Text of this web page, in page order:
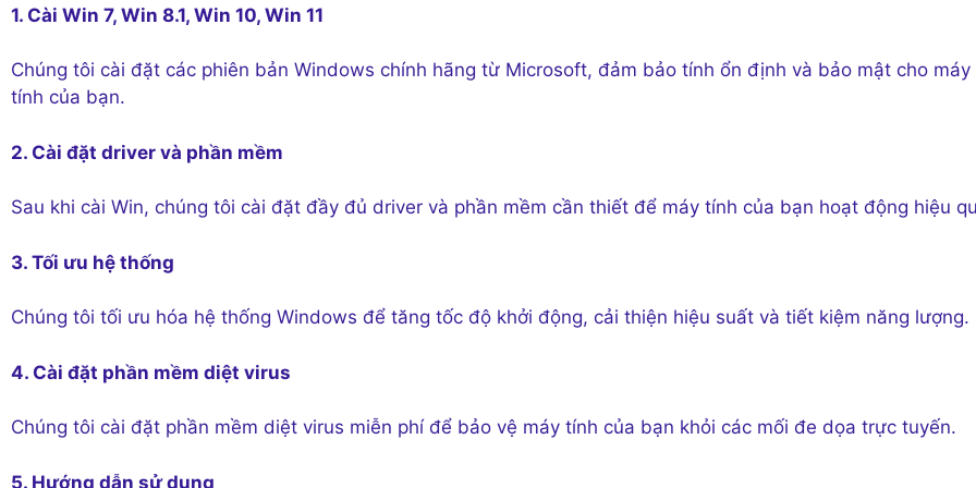
1. Cài Win 7, Win 8.1, Win 10, Win 11
Chúng tôi cài đặt các phiên bản Windows chính hãng từ Microsoft, đảm bảo tính ổn định và bảo mật cho máy
tính của bạn.
2. Cài đặt driver và phần mềm
Sau khi cài Win, chúng tôi cài đặt đầy đủ driver và phần mềm cần thiết để máy tính của bạn hoạt động hiệu
3. Tối ưu hệ thống
Chúng tôi tối ưu hóa hệ thống Windows để tăng tốc độ khởi động, cải thiện hiệu suất và tiết kiệm năng lượng.
4. Cài đặt phần mềm diệt virus
Chúng tôi cài đặt phần mềm diệt virus miễn phí để bảo vệ máy tính của bạn khỏi các mối đe dọa trực tuyến.
5. Hướng dẫn sử dụng